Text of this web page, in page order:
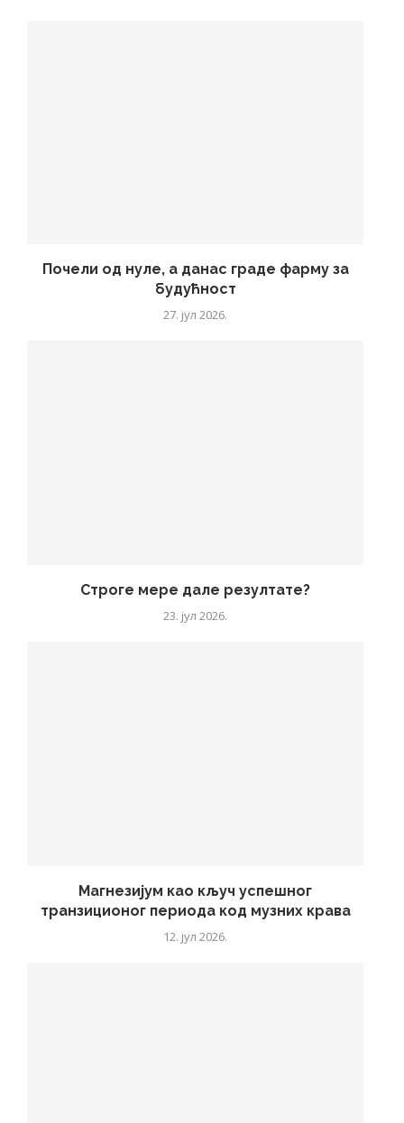
Почели од нуле, а данас граде фарму за
будућност
27. јул 2026.
Строге мере дале резултате?
23. јул 2026.
Магнезијум као кључ успешног
транзиционог периода код музних крава
12. јул 2026.